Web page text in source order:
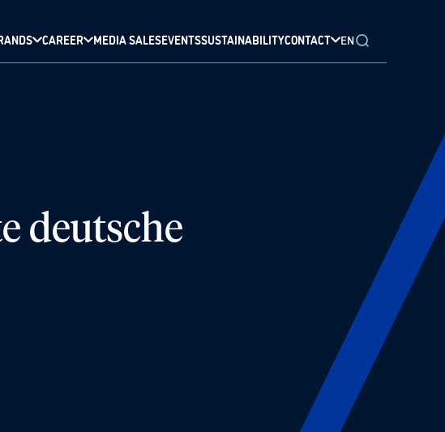
CAREER MEDIA SALESEVENTSSUSTAINABILITYCONTACT EN
deutsche